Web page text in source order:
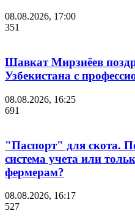
08.08.2026, 17:00
351
Шавкат Мирзиёев
Узбекистана с
08.08.2026, 16:25
691
"Паспорт" для скота.
система учета или
фермерам?
08.08.2026, 16:17
527